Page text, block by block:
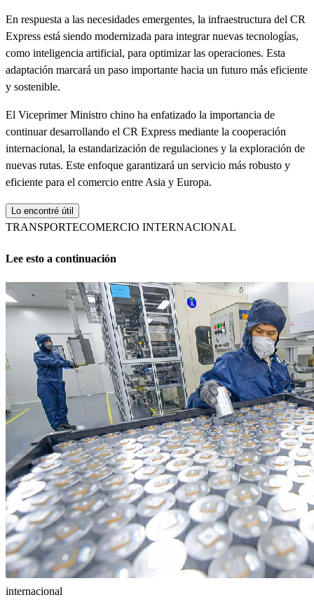
En respuesta a las necesidades emergentes, la infraestructura del CR
Express está siendo modernizada para integrar nuevas tecnologías,
como inteligencia artificial, para optimizar las operaciones. Esta
adaptación marcará un paso importante hacia un futuro más eficiente
y sostenible.
El Viceprimer Ministro chino ha enfatizado la importancia de
continuar desarrollando el CR Express mediante la cooperación
internacional, la estandarización de regulaciones y la exploración de
nuevas rutas. Este enfoque garantizará un servicio más robusto y
eficiente para el comercio entre Asia y Europa.
Lo encontré útil
TRANSPORTECOMERCIO INTERNACIONAL
Lee esto a continuación
internacional